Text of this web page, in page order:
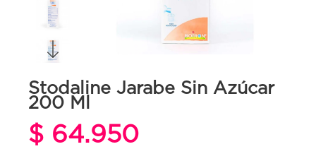
Stodaline Jarabe Sin Azúcar
200 Ml
$ 64.950